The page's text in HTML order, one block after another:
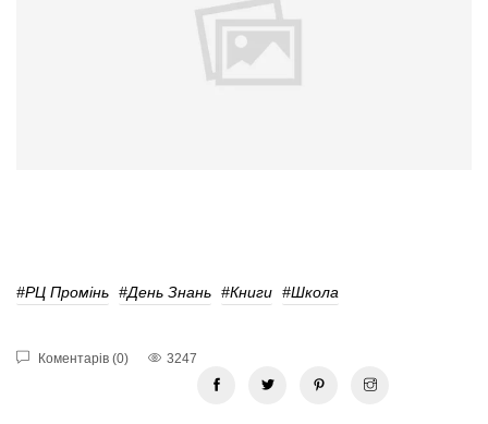
#РЦ Промінь #День Знань #книги #школа
Коментарів (0) 3247